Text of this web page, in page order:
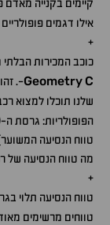
קיימים בקנייה מאדם
אילו דגמים
+
כוכב המכירות
Geometry C
-.
שלנו תוכלו למצוא
הפופולריות: גרסת ה-
טווח הנסיעה
מה טווח הנסיעה של
+
טווח הנסיעה תלוי
טווחים מרשימים